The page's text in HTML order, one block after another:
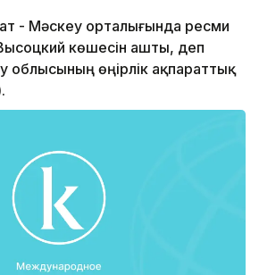
- Мәскеу орталығында ресми
көшесін ашты, деп
облысының өңірлік ақпараттық